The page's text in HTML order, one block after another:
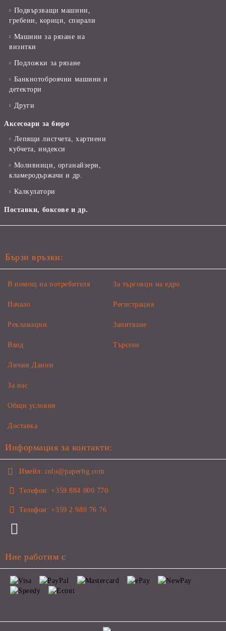
Подвързващи машини,
гребени, корици, спирали
Машини за рязане на
визитки
Подложки за рязане
Банкнотоброячни машини и
детектори
Други
Аксесоари за бюро
Лепящи листчета, хартиени
кубчета, индекси
Моливници, органайзери,
кламеродържачи и др.
Калкулатори
Поставки, боксове и др.
Бързи връзки:
В помощ на потребителя
Начало
Рекламации
Вход
За търговци на едро
Регистрация
Запитване
Търсене
Лични Данни
За нас
Общи условия
Доставка
Информация за контакти:
Имейл: info@paperbg.com
Телефон: +359 884 000 770
Телефон: +359 2 980 76 76
Ние работим с